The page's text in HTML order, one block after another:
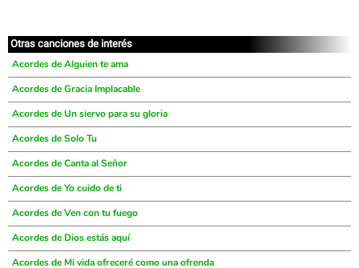
Otras canciones de interés
Acordes de Alguien te ama
Acordes de Gracia Implacable
Acordes de Un siervo para su gloria
Acordes de Solo Tu
Acordes de Canta al Señor
Acordes de Yo cuido de ti
Acordes de Ven con tu fuego
Acordes de Dios estás aquí
Acordes de Mi vida ofreceré como una ofrenda